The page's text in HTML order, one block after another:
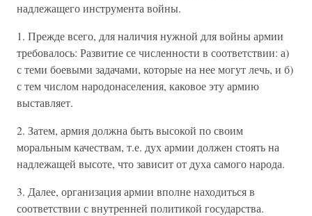
надлежащего инструмента войны.
1. Прежде всего, для наличия нужной для войны армии
требовалось: Развитие се численности в соответствии: а)
с теми боевыми задачами, которые на нее могут лечь, и б)
с тем числом народонаселения, каковое эту армию
выставляет.
2. Затем, армия должна быть высокой по своим
моральным качествам, т.е. дух армии должен стоять на
надлежащей высоте, что зависит от духа самого народа.
3. Далее, организация армии вполне находиться в
соответствии с внутренней политикой государства.